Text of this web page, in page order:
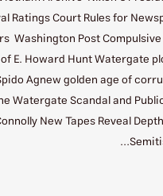
Ratings Court Rules for
Washington Post
E. Howard Hunt Watergate
Agnew golden age of
Watergate Scandal and
New Tapes Reveal